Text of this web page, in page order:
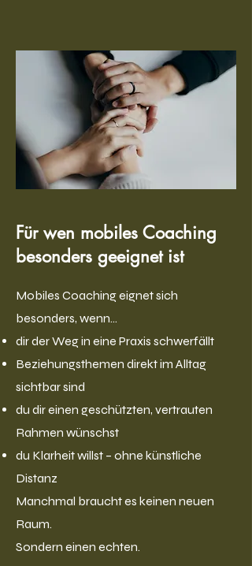
Für wen mobiles Coaching
besonders geeignet ist
Mobiles Coaching eignet sich
besonders, wenn…
dir der Weg in eine Praxis schwerfällt
Beziehungsthemen direkt im Alltag
sichtbar sind
du dir einen geschützten, vertrauten
Rahmen wünschst
du Klarheit willst – ohne künstliche
Distanz
Manchmal braucht es keinen neuen
Raum.
Sondern einen echten.